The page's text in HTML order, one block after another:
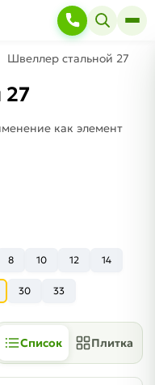
Швеллер стальной 27
как элемент
8 10 12 14
30 33
Список Плитка